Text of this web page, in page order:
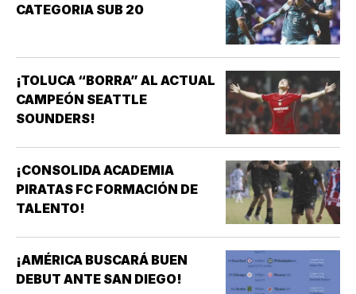
CATEGORIA SUB 20
¡TOLUCA “BORRA” AL ACTUAL
CAMPEÓN SEATTLE
SOUNDERS!
¡CONSOLIDA ACADEMIA
PIRATAS FC FORMACIÓN DE
TALENTO!
¡AMÉRICA BUSCARÁ BUEN
DEBUT ANTE SAN DIEGO!